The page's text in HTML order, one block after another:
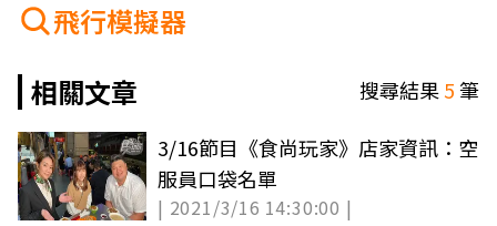
飛行模擬器
相關文章
搜尋結果5筆
3/16節目《食尚玩家》店家資訊：空
服員口袋名單
| 2021/3/16 14:30:00 |